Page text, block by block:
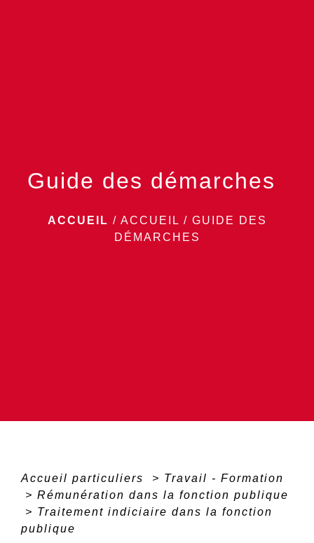
Guide des démarches
ACCUEIL / ACCUEIL / GUIDE DES
DÉMARCHES
Accueil particuliers > Travail - Formation
> Rémunération dans la fonction publique
> Traitement indiciaire dans la fonction
publique